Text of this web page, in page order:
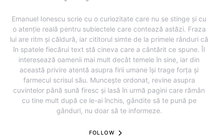
Emanuel Ionescu scrie cu o curiozitate care nu se stinge și cu
o atenție reală pentru subiectele care contează astăzi. Fraza
lui are ritm și căldură, iar cititorul simte de la primele rânduri că
în spatele fiecărui text stă cineva care a cântărit ce spune. Îl
interesează oamenii mai mult decât temele în sine, iar din
această privire atentă asupra firii umane își trage forța și
farmecul scrisul său. Muncește ordonat, revine asupra
cuvintelor până sună firesc și lasă în urmă pagini care rămân
cu tine mult după ce le-ai închis, gândite să te pună pe
gânduri, nu doar să te informeze.
FOLLOW